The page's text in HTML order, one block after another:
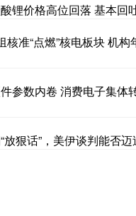
锂价格高位回落 基本回
核准“点燃”核电板块 机
参数内卷 消费电子集体
放狠话”，美伊谈判能否